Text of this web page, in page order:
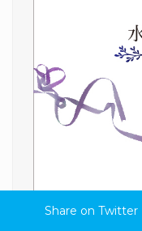
Share on
水の精霊の国 AMY’S
Share on Twitter